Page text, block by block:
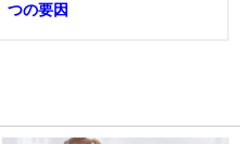
つの要因